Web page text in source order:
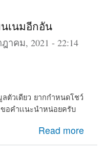
เนมอีกอัน
าคม, 2021 - 22:14
ลตัวเดียว ยากกำหนดโชว์
อคำเเนะนำหน่อยครับ
Read more
นเนมอีกอัน